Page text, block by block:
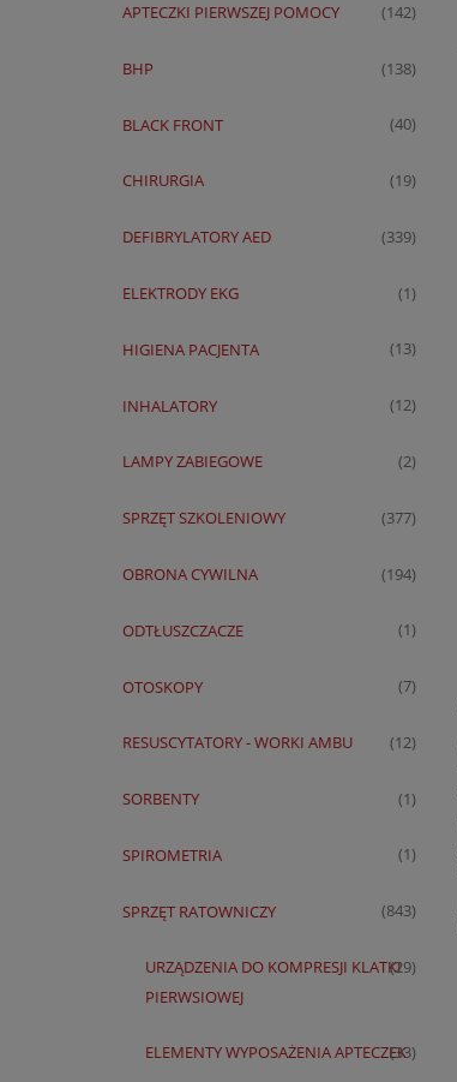
APTECZKI PIERWSZEJ POMOCY (142)
BHP (138)
BLACK FRONT (40)
CHIRURGIA (19)
DEFIBRYLATORY AED (339)
ELEKTRODY EKG (1)
HIGIENA PACJENTA (13)
INHALATORY (12)
LAMPY ZABIEGOWE (2)
SPRZĘT SZKOLENIOWY (377)
OBRONA CYWILNA (194)
ODTŁUSZCZACZE (1)
OTOSKOPY (7)
RESUSCYTATORY - WORKI AMBU (12)
SORBENTY (1)
SPIROMETRIA (1)
SPRZĘT RATOWNICZY (843)
URZĄDZENIA DO KOMPRESJI KLATKI
PIERWSIOWEJ
(29)
ELEMENTY WYPOSAŻENIA APTECZEK
(33)